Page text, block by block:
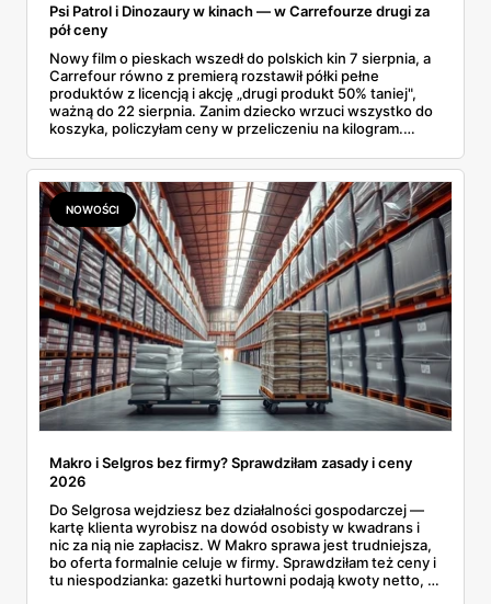
Psi Patrol i Dinozaury w kinach — w Carrefourze drugi za
pół ceny
Nowy film o pieskach wszedł do polskich kin 7 sierpnia, a
Carrefour równo z premierą rozstawił półki pełne
produktów z licencją i akcję „drugi produkt 50% taniej",
ważną do 22 sierpnia. Zanim dziecko wrzuci wszystko do
koszyka, policzyłam ceny w przeliczeniu na kilogram.
prawie 140 zł za kilogram, ale lody do mrożenia i rurki
waflowe bronią się nawet bez rabatu.
NOWOŚCI
Makro i Selgros bez firmy? Sprawdziłam zasady i ceny
2026
Do Selgrosa wejdziesz bez działalności gospodarczej —
kartę klienta wyrobisz na dowód osobisty w kwadrans i
nic za nią nie zapłacisz. W Makro sprawa jest trudniejsza,
bo oferta formalnie celuje w firmy. Sprawdziłam też ceny i
tu niespodzianka: gazetki hurtowni podają kwoty netto, a